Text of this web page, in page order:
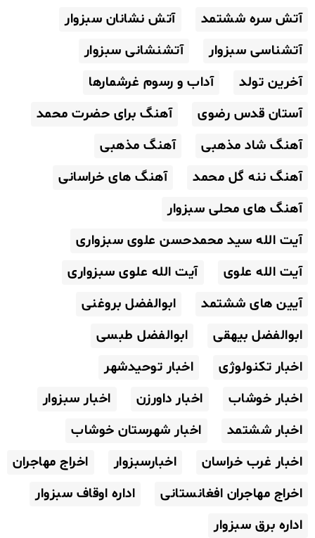
آتش سره ششتمد
آتش نشانان سبزوار
آتشناسی سبزوار
آتشنشانی سبزوار
آخرین تولد
آداب و رسوم غرشمارها
آستان قدس رضوی
آهنگ برای حضرت محمد
آهنگ شاد مذهبی
آهنگ مذهبی
آهنگ ننه گل محمد
آهنگ های خراسانی
آهنگ های محلی سبزوار
آیت الله سید محمدحسن علوی سبزواری
آیت الله علوی
آیت الله علوی سبزواری
آیین های ششتمد
ابوالفضل بروغنی
ابوالفضل بیهقی
ابوالفضل طبسی
اخبار تکنولوژی
اخبار توحیدشهر
اخبار خوشاب
اخبار داورزن
اخبار سبزوار
اخبار ششتمد
اخبار شهرستان خوشاب
اخبار غرب خراسان
اخبارسبزوار
اخراج مهاجران
اخراج مهاجران افغانستانی
اداره اوقاف سبزوار
اداره برق سبزوار